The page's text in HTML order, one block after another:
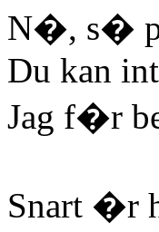
N�, s�
Du kan
Jag f�r
Snart �r